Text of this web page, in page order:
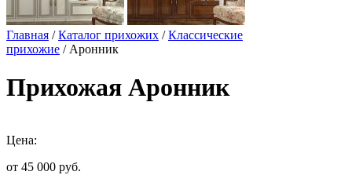
Главная /Каталог прихожих /Классические
прихожие / Аронник
Прихожая Аронник
Цена:
от 45 000 руб.